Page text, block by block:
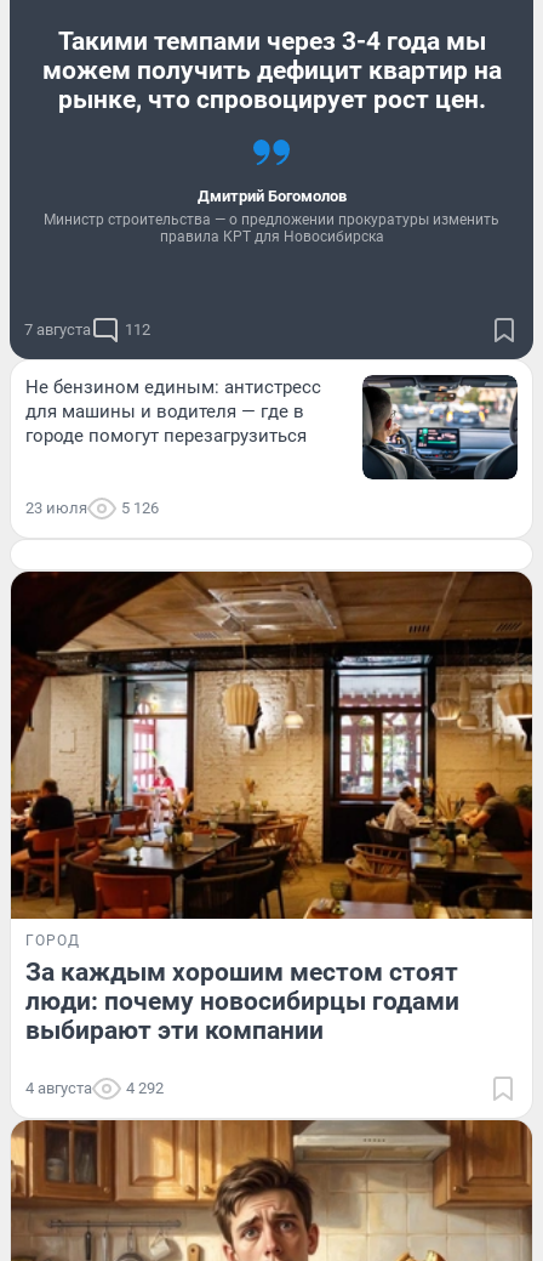
Такими темпами через 3-4 года мы
можем получить дефицит квартир на
рынке, что спровоцирует рост цен.
Дмитрий Богомолов
Министр строительства — о предложении прокуратуры изменить
правила КРТ для Новосибирска
7 августа 112
Не бензином единым: антистресс
для машины и водителя — где в
городе помогут перезагрузиться
23 июля 5 126
ГОРОД
За каждым хорошим местом стоят
люди: почему новосибирцы годами
выбирают эти компании
4 августа 4 292